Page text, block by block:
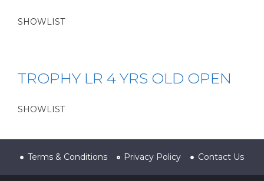
SHOWLIST
TROPHY LR 4 YRS OLD OPEN
SHOWLIST
Terms & Conditions Privacy Policy Contact Us